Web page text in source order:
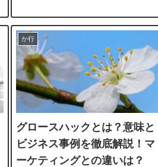
る言葉なのでしょうか？この記事で
は、コンテンポラリーの意味や使い方
について詳しく解説していきます。芸
術、フ...
か行
グロースハックとは？意味と
ビジネス事例を徹底解説！マ
ーケティングとの違いは？